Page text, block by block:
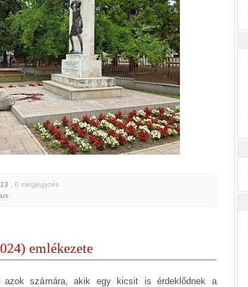
, 0 megjegyzés
emlékezete
azok számára, akik egy kicsit is érdeklődnek a